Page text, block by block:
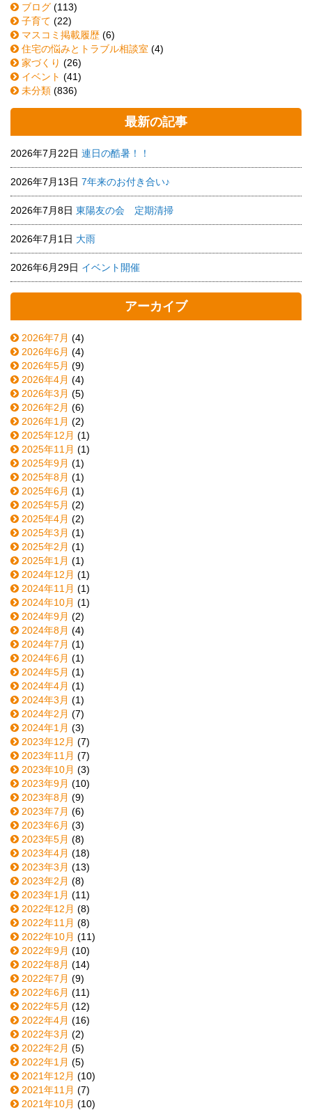
ブログ (113)
子育て (22)
マスコミ掲載履歴 (6)
住宅の悩みとトラブル相談室 (4)
家づくり (26)
イベント (41)
未分類 (836)
最新の記事
2026年7月22日 連日の酷暑！！
2026年7月13日 7年来のお付き合い♪
2026年7月8日 東陽友の会 定期清掃
2026年7月1日 大雨
2026年6月29日 イベント開催
アーカイブ
2026年7月 (4)
2026年6月 (4)
2026年5月 (9)
2026年4月 (4)
2026年3月 (5)
2026年2月 (6)
2026年1月 (2)
2025年12月 (1)
2025年11月 (1)
2025年9月 (1)
2025年8月 (1)
2025年6月 (1)
2025年5月 (2)
2025年4月 (2)
2025年3月 (1)
2025年2月 (1)
2025年1月 (1)
2024年12月 (1)
2024年11月 (1)
2024年10月 (1)
2024年9月 (2)
2024年8月 (4)
2024年7月 (1)
2024年6月 (1)
2024年5月 (1)
2024年4月 (1)
2024年3月 (1)
2024年2月 (7)
2024年1月 (3)
2023年12月 (7)
2023年11月 (7)
2023年10月 (3)
2023年9月 (10)
2023年8月 (9)
2023年7月 (6)
2023年6月 (3)
2023年5月 (8)
2023年4月 (18)
2023年3月 (13)
2023年2月 (8)
2023年1月 (11)
2022年12月 (8)
2022年11月 (8)
2022年10月 (11)
2022年9月 (10)
2022年8月 (14)
2022年7月 (9)
2022年6月 (11)
2022年5月 (12)
2022年4月 (16)
2022年3月 (2)
2022年2月 (5)
2022年1月 (5)
2021年12月 (10)
2021年11月 (7)
2021年10月 (10)